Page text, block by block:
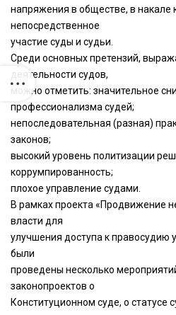
напряжения в обществе, в накале
непосредственное
участие суды и судьи.
Среди основных претензий,
деятельности судов,
можно отметить: значительное
профессионализма судей;
непоследовательная (разная)
законов;
высокий уровень политизации
коррумпированность;
плохое управление судами.
В рамках проекта «Продвижение
власти для
улучшения доступа к правосудию
были
проведены несколько
законопроектов о
Конституционном суде, о статусе